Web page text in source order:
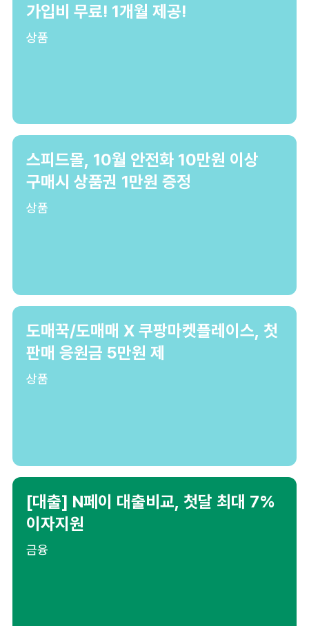
가입비 무료! 1개월 제공!
상품
스피드몰, 10월 안전화 10만원 이상
구매시 상품권 1만원 증정
상품
도매꾹/도매매 X 쿠팡마켓플레이스, 첫
판매 응원금 5만원 제
상품
[대출] N페이 대출비교, 첫달 최대 7%
이자지원
금융